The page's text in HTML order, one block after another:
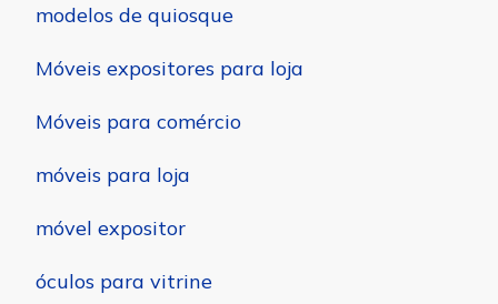
modelos de quiosque
Móveis expositores para loja
Móveis para comércio
móveis para loja
móvel expositor
óculos para vitrine